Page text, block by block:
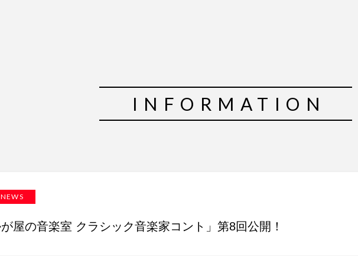
INFORMATION
NEWS
屋の音楽室 クラシック音楽家コント」第8回公開！